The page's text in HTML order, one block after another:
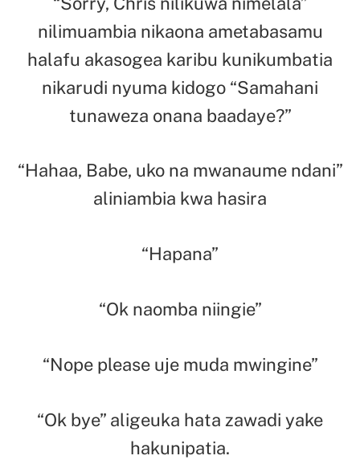
nilimuambia nikaona ametabasamu
halafu akasogea karibu kunikumbatia
nikarudi nyuma kidogo “Samahani
tunaweza onana baadaye?”
“Hahaa, Babe, uko na mwanaume ndani”
aliniambia kwa hasira
“Hapana”
“Ok naomba niingie”
“Nope please uje muda mwingine”
“Ok bye” aligeuka hata zawadi yake
hakunipatia.